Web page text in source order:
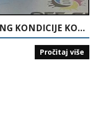
BAZIČNI I SPECIFIČNI TRENING KONDICIJE KOŠARKAŠA
Pročitaj više